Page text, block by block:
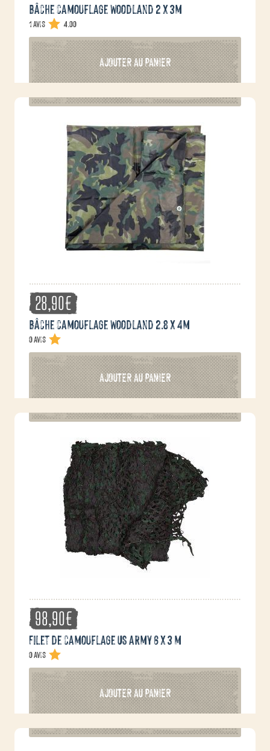
Bâche camouflage Woodland 2 x 3m
1 avis 4.00
AJOUTER AU PANIER
28,90€
Bâche camouflage Woodland 2.8 x 4m
0 avis
AJOUTER AU PANIER
98,90€
Filet de camouflage US army 6 x 3 m
0 avis
AJOUTER AU PANIER